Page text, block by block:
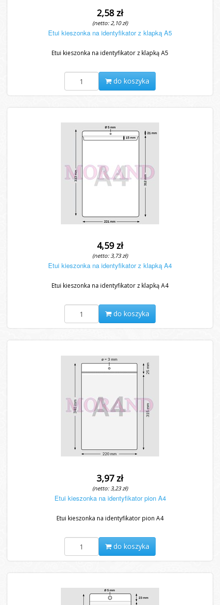
2,58 zł
(netto: 2,10 zł)
Etui kieszonka na identyfikator z klapką A5
Etui kieszonka na identyfikator z klapką A5
do koszyka
4,59 zł
(netto: 3,73 zł)
Etui kieszonka na identyfikator z klapką A4
Etui kieszonka na identyfikator z klapką A4
do koszyka
3,97 zł
(netto: 3,23 zł)
Etui kieszonka na identyfikator pion A4
Etui kieszonka na identyfikator pion A4
do koszyka